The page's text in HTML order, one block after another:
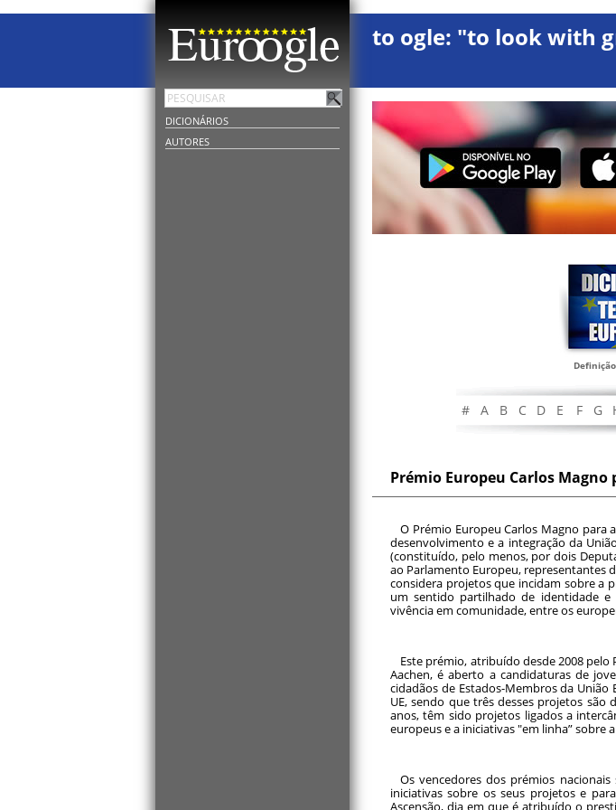
DICIONÁRIOS
AUTORES
to ogle: "to look with
# A B C D E F G
Prémio Europeu Carlos Magno
O Prémio Europeu Carlos Magno para
desenvolvimento e a integração da
(constituído, pelo menos, por dois
ao Parlamento Europeu, representantes
considera projetos que incidam sobre a
um sentido partilhado de identidade e
vivência em comunidade, entre os
Este prémio, atribuído desde 2008
Aachen, é aberto a candidaturas de
cidadãos de Estados-Membros da
UE, sendo que três desses projetos
anos, têm sido projetos ligados a
europeus e a iniciativas "em linha” sobre
Os vencedores dos prémios
iniciativas sobre os seus projetos e
Ascensão, dia em que é atribuído o